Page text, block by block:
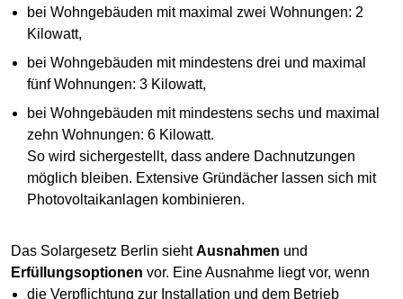
bei Wohngebäuden mit maximal zwei Wohnungen: 2
Kilowatt,
bei Wohngebäuden mit mindestens drei und maximal
fünf Wohnungen: 3 Kilowatt,
bei Wohngebäuden mit mindestens sechs und maximal
zehn Wohnungen: 6 Kilowatt.
So wird sichergestellt, dass andere Dachnutzungen
möglich bleiben. Extensive Gründächer lassen sich mit
Photovoltaikanlagen kombinieren.
Das Solargesetz Berlin siehtAusnahmen und
Erfüllungsoptionen vor. Eine Ausnahme liegt vor, wenn
die Verpflichtung zur Installation und dem Betrieb